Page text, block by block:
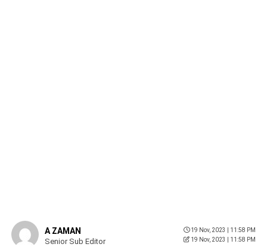
A ZAMAN
Senior Sub Editor
19 Nov, 2023 | 11:58 PM
19 Nov, 2023 | 11:58 PM